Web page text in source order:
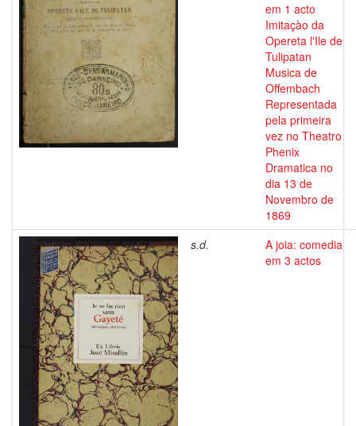
em 1 acto
Imitaçào da
Opereta l'Ile de
Tulipatan
Musica de
Offembach
Representada
pela primeira
vez no Theatro
Phenix
Dramatica no
dia 13 de
Novembro de
1869
s.d.
A joia: comedia
em 3 actos